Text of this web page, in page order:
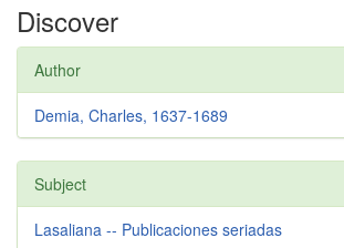
Discover
Author
Demia, Charles, 1637-1689
Subject
Lasaliana -- Publicaciones seriadas